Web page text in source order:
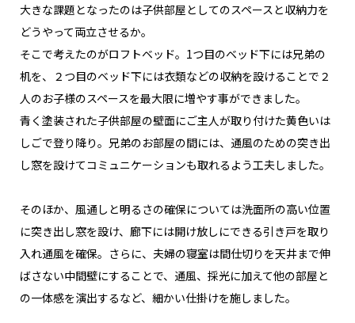
大きな課題となったのは子供部屋としてのスペースと収納力を
どうやって両立させるか。
そこで考えたのがロフトベッド。1つ目のベッド下には兄弟の
机を、２つ目のベッド下には衣類などの収納を設けることで２
人のお子様のスペースを最大限に増やす事ができました。
青く塗装された子供部屋の壁面にご主人が取り付けた黄色いは
しごで登り降り。兄弟のお部屋の間には、通風のための突き出
し窓を設けてコミュニケーションも取れるよう工夫しました。
そのほか、風通しと明るさの確保については洗面所の高い位置
に突き出し窓を設け、廊下には開け放しにできる引き戸を取り
入れ通風を確保。さらに、夫婦の寝室は間仕切りを天井まで伸
ばさない中間壁にすることで、通風、採光に加えて他の部屋と
の一体感を演出するなど、細かい仕掛けを施しました。